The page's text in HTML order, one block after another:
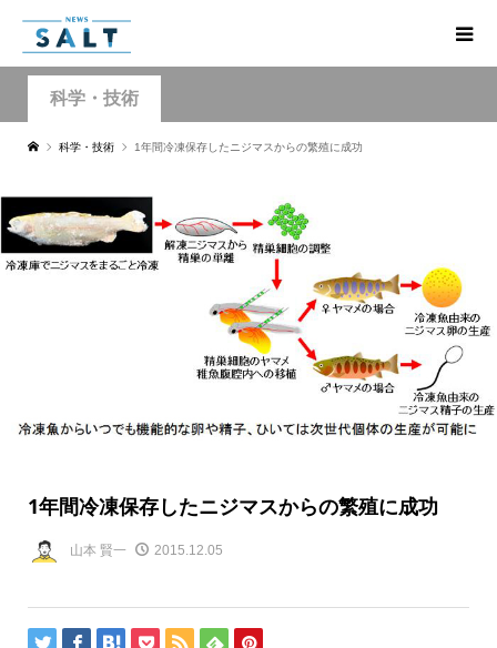
科学・技術
科学・技術 1年間冷凍保存したニジマスからの繁殖に成功
1年間冷凍保存したニジマスからの繁殖に成功
山本 賢一 2015.12.05